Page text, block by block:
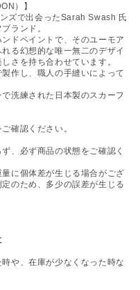
）】
ズで出会ったSarah Swash 氏
ランド。
ドペイントで、そのユーモア
る幻想的な唯一無二のデザイ
さを持ち合わせています。
作し、職人の手縫いによって
洗練された日本製のスカーフ
確認ください。
、必ず商品の状態をご確認く
に個体差が生じる場合がござ
のため、多少の誤差が生じる
や、在庫が少なくなった時な